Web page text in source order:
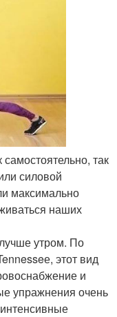
так
силовой
максимально
наших
утром. По
этот вид
и
упражнения очень